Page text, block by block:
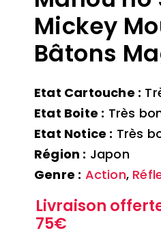
Mickey
Bâtons
Etat Cartouche :
Etat Boite : Très
Etat Notice : Très
Région : Japon
Genre : Action,
Livraison
75€